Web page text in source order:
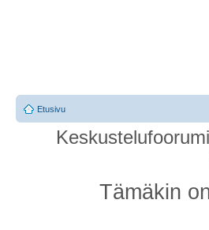
Etusivu
Tämäkin